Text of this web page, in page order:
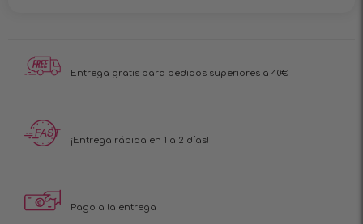
Entrega gratis para pedidos superiores a 40€
¡Entrega rápida en 1 a 2 días!
Pago a la entrega